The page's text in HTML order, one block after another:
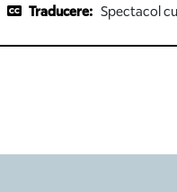
Traducere: Spectacol